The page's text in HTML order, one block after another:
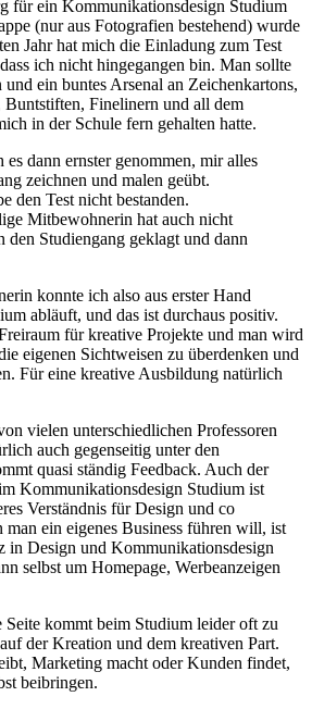
für ein Kommunikationsdesign Studium
(nur aus Fotografien bestehend) wurde
Jahr hat mich die Einladung zum Test
ich nicht hingegangen bin. Man sollte
ein buntes Arsenal an Zeichenkartons,
Buntstiften, Finelinern und all dem
in der Schule fern gehalten hatte.
dann ernster genommen, mir alles
zeichnen und malen geübt.
den Test nicht bestanden.
Mitbewohnerin hat auch nicht
den Studiengang geklagt und dann
konnte ich also aus erster Hand
abläuft, und das ist durchaus positiv.
für kreative Projekte und man wird
eigenen Sichtweisen zu überdenken und
Für eine kreative Ausbildung natürlich
vielen unterschiedlichen Professoren
auch gegenseitig unter den
quasi ständig Feedback. Auch der
Kommunikationsdesign Studium ist
Verständnis für Design und co
man ein eigenes Business führen will, ist
in Design und Kommunikationsdesign
selbst um Homepage, Werbeanzeigen
Seite kommt beim Studium leider oft zu
der Kreation und dem kreativen Part.
Marketing macht oder Kunden findet,
beibringen.